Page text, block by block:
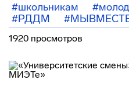
#школьникам
#РДДМ
1920 просмотров